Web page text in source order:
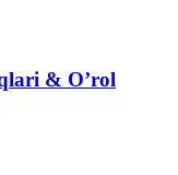
& O’rol